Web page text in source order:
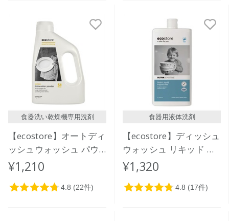
食器洗い乾燥機専用洗剤
【ecostore】オートディ
ッシュウォッシュ パウ
ダー ＜レモン＞ 1kg
¥1,210
食器用液体洗剤
【ecostore】ディッシュ
ウォッシュ リキッド ＜
無香料＞ 1L
¥1,320